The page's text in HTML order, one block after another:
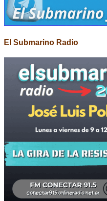
El Submarino Radio